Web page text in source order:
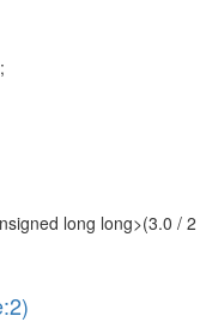
long long>(3.0 /